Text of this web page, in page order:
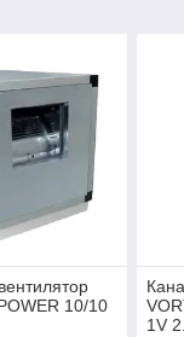
10/10
1V